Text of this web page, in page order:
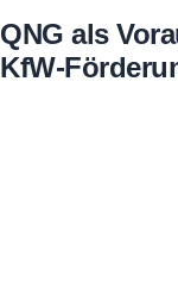
QNG als
KfW-